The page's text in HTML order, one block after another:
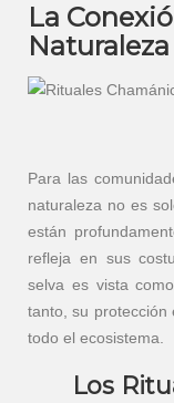
La
Naturaleza
Para las
naturaleza no es
están
refleja en sus
selva es vista
tanto, su protección
todo el ecosistema.
Los